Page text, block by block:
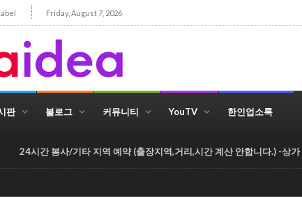
Friday, August 7, 2026
판 블로그 커뮤니티 YouTV 한인업소록
24시간 봉사/기타 지역 예약 (출장지역,거리,시간 계산 안합니다.) -상